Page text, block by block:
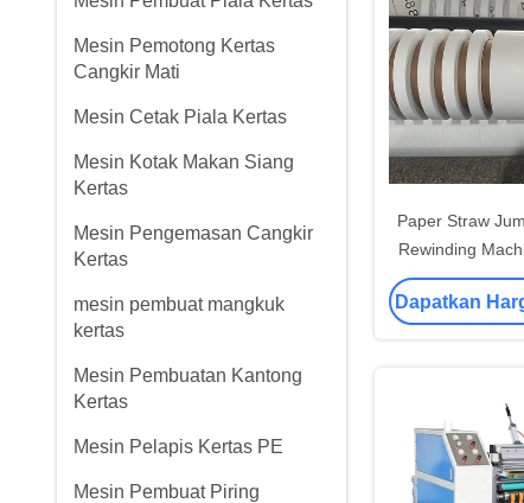
Mesin Pemotong Kertas
Cangkir Mati
Mesin Cetak Piala Kertas
Mesin Kotak Makan Siang
Kertas
Mesin Pengemasan Cangkir
Kertas
mesin pembuat mangkuk
kertas
Mesin Pembuatan Kantong
Kertas
Mesin Pelapis Kertas PE
Mesin Pembuat Piring
Paper Straw
Rewinding
Dapatkan